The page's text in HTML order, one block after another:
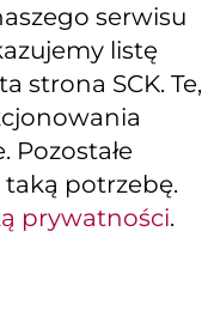
serwisu
listę
strona SCK. Te,
Pozostałe
taką potrzebę.
prywatności.